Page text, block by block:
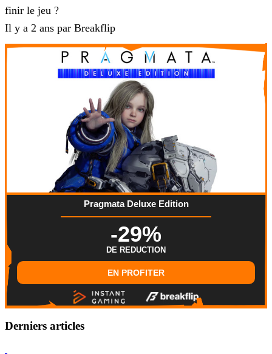
finir le jeu ?
Il y a 2 ans par Breakflip
Pragmata Deluxe Edition
-29%
DE REDUCTION
EN PROFITER
Derniers articles